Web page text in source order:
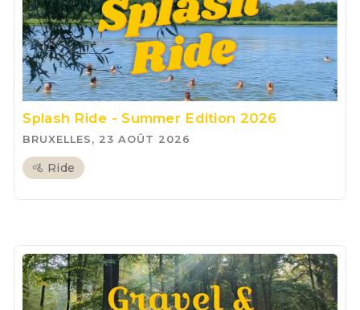
Splash Ride - Summer Edition 2026
BRUXELLES, 23 AOÛT 2026
🚵 Ride